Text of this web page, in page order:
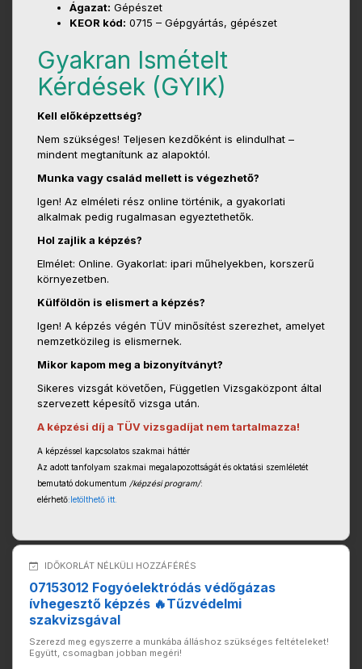
Ágazat: Gépészet
KEOR kód: 0715 – Gépgyártás, gépészet
Gyakran Ismételt
Kérdések (GYIK)
Kell előképzettség?
Nem szükséges! Teljesen kezdőként is elindulhat –
mindent megtanítunk az alapoktól.
Munka vagy család mellett is végezhető?
Igen! Az elméleti rész online történik, a gyakorlati
alkalmak pedig rugalmasan egyeztethetők.
Hol zajlik a képzés?
Elmélet: Online. Gyakorlat: ipari műhelyekben, korszerű
környezetben.
Külföldön is elismert a képzés?
Igen! A képzés végén TÜV minősítést szerezhet, amelyet
nemzetközileg is elismernek.
Mikor kapom meg a bizonyítványt?
Sikeres vizsgát követően, Független Vizsgaközpont által
szervezett képesítő vizsga után.
A képzési díj a TÜV vizsgadíjat nem tartalmazza!
A képzéssel kapcsolatos szakmai háttér
Az adott tanfolyam szakmai megalapozottságát és oktatási szemléletét
bemutató dokumentum /képzési program/:
elérhető:letölthető itt.
IDŐKORLÁT NÉLKÜLI HOZZÁFÉRÉS
07153012 Fogyóelektródás védőgázas
ívhegesztő képzés 🔥Tűzvédelmi
szakvizsgával
Szerezd meg egyszerre a munkába álláshoz szükséges feltételeket!
Együtt, csomagban jobban megéri!